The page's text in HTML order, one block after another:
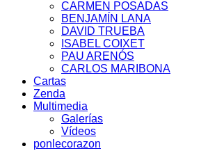
CARMEN POSADAS
BENJAMÍN LANA
DAVID TRUEBA
ISABEL COIXET
PAU ARENÓS
CARLOS MARIBONA
Cartas
Zenda
Multimedia
Galerías
Vídeos
ponlecorazon